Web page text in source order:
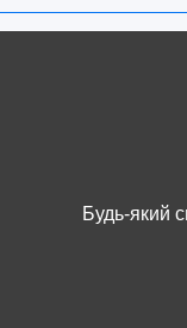
Будь-який